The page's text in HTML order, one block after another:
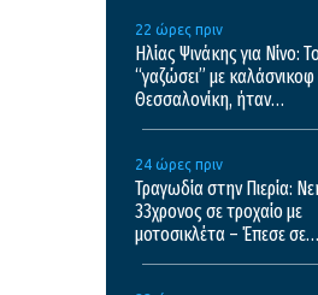
22 ώρες πριν
Ηλίας Ψινάκης για Νίνο:
“γαζώσει” με
Θεσσαλονίκη, ήταν
24 ώρες πριν
Τραγωδία στην Πιερία:
33χρονος σε τροχαίο με
μοτοσικλέτα – Έπεσε σε